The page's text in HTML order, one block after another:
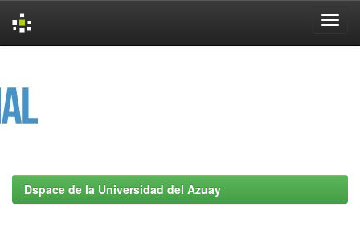
Dspace de la Universidad del Azuay